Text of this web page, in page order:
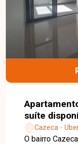
para quem
funcional e
Agende uma
detalhes deste
suíte
Cazeca em
Cazeca -
O bairro